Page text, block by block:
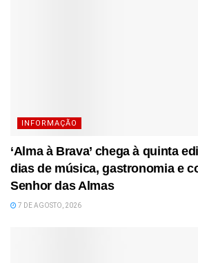
INFORMAÇÃO
‘Alma à Brava’ chega à quinta
dias de música, gastronomia e
Senhor das Almas
7 DE AGOSTO, 2026